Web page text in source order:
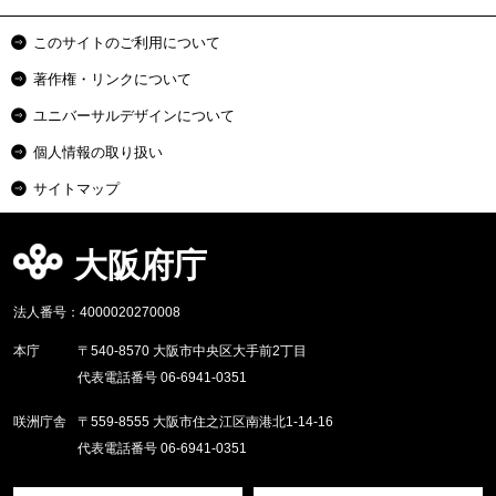
このサイトのご利用について
著作権・リンクについて
ユニバーサルデザインについて
個人情報の取り扱い
サイトマップ
大阪府庁
法人番号：4000020270008
本庁
〒540-8570 大阪市中央区大手前2丁目
代表電話番号 06-6941-0351
咲洲庁舎
〒559-8555 大阪市住之江区南港北1-14-16
代表電話番号 06-6941-0351